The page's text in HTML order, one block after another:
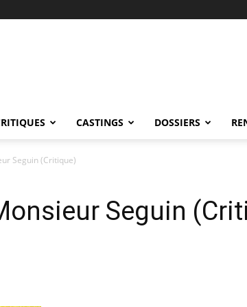
CASTINGS DOSSIERS
Seguin (Critique)
Seguin